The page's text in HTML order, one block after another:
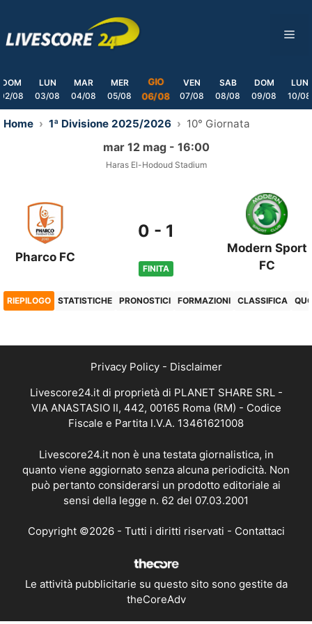
content
DOM
02/08
LUN
03/08
MAR
04/08
MER
05/08
GIO
06/08
VEN
07/08
SAB
08/08
DOM
09/08
LUN
10/08
Home 1ª Divisione 2025/2026 10° Giornata
mar 12 mag - 16:00
Haras El-Hodoud Stadium
Pharco FC
0 - 1
FINITA
Modern Sport
FC
RIEPILOGO STATISTICHE PRONOSTICI FORMAZIONI CLASSIFICA
Privacy Policy- Disclaimer
Livescore24.it di proprietà di PLANET SHARE SRL -
VIA ANASTASIO II, 442, 00165 Roma (RM) - Codice
Fiscale e Partita I.V.A. 13461621008
Livescore24.it non è una testata giornalistica, in
quanto viene aggiornato senza alcuna periodicità. Non
può pertanto considerarsi un prodotto editoriale ai
sensi della legge n. 62 del 07.03.2001
Copyright ©2026 - Tutti i diritti riservati - Contattaci
Le attività pubblicitarie su questo sito sono gestite da
theCoreAdv